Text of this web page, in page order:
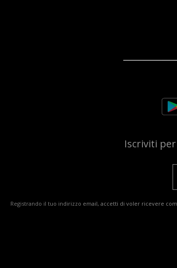
Iscriviti
Registrando il tuo indirizzo email, accetti di voler ricevere